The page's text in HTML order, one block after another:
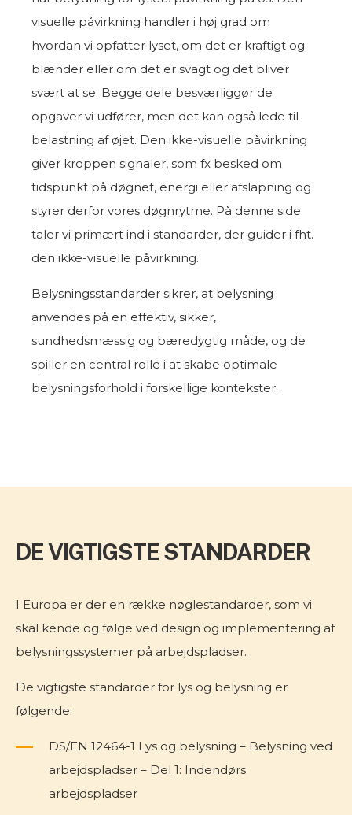
visuelle påvirkning handler i høj grad om
hvordan vi opfatter lyset, om det er kraftigt og
blænder eller om det er svagt og det bliver
svært at se. Begge dele besværliggør de
opgaver vi udfører, men det kan også lede til
belastning af øjet. Den ikke-visuelle påvirkning
giver kroppen signaler, som fx besked om
tidspunkt på døgnet, energi eller afslapning og
styrer derfor vores døgnrytme. På denne side
taler vi primært ind i standarder, der guider i fht.
den ikke-visuelle påvirkning.
Belysningsstandarder sikrer, at belysning
anvendes på en effektiv, sikker,
sundhedsmæssig og bæredygtig måde, og de
spiller en central rolle i at skabe optimale
belysningsforhold i forskellige kontekster.
DE VIGTIGSTE STANDARDER
I Europa er der en række nøglestandarder, som vi
skal kende og følge ved design og implementering af
belysningssystemer på arbejdspladser.
De vigtigste standarder for lys og belysning er
følgende:
DS/EN 12464-1 Lys og belysning – Belysning ved
arbejdspladser – Del 1: Indendørs
arbejdspladser